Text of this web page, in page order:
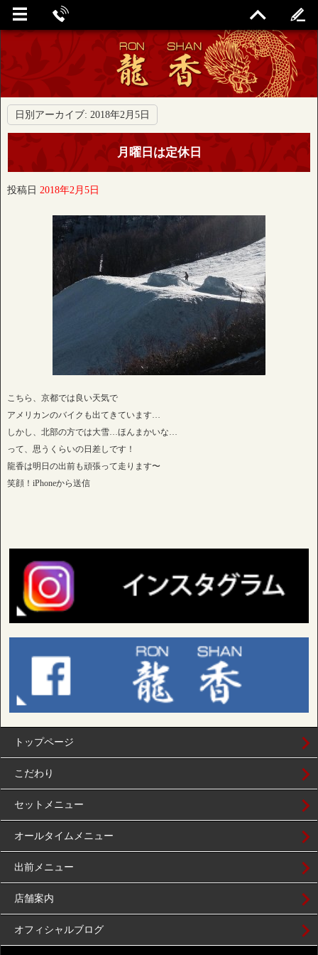
日別アーカイブ: 2018年2月5日
月曜日は定休日
投稿日 2018年2月5日
こちら、京都では良い天気で
アメリカンのバイクも出てきています…
しかし、北部の方では大雪…ほんまかいな…
って、思うくらいの日差しです！
龍香は明日の出前も頑張って走ります〜
笑顔！iPhoneから送信
トップページ
こだわり
セットメニュー
オールタイムメニュー
出前メニュー
店舗案内
オフィシャルブログ